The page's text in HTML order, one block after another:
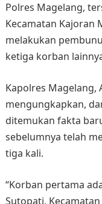
Polres Magelang,
Kecamatan Kajoran
melakukan
ketiga korban
Kapolres Magelang,
mengungkapkan,
ditemukan fakta
sebelumnya telah
tiga kali.
“Korban pertama
Sutopati,